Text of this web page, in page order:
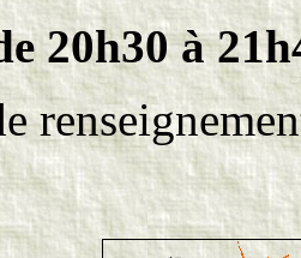
20h30 à